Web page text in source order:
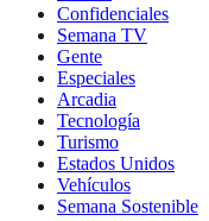
Confidenciales
Semana TV
Gente
Especiales
Arcadia
Tecnología
Turismo
Estados Unidos
Vehículos
Semana Sostenible